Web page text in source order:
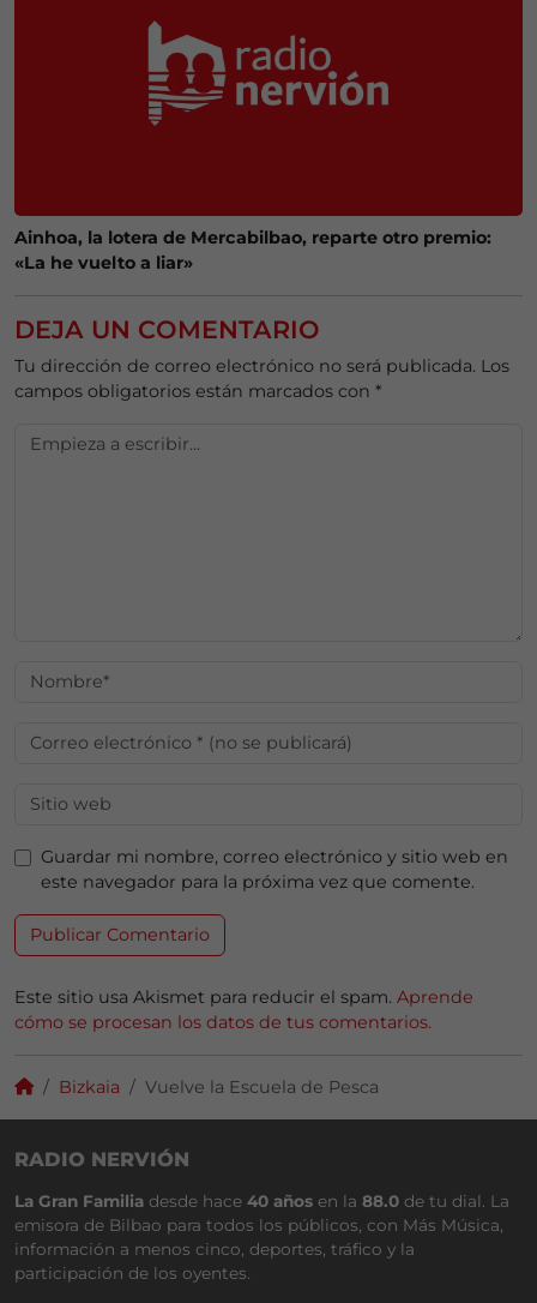
Ainhoa, la lotera de Mercabilbao, reparte otro premio:
«La he vuelto a liar»
DEJA UN COMENTARIO
Tu dirección de correo electrónico no será publicada. Los
campos obligatorios están marcados con *
Guardar mi nombre, correo electrónico y sitio web en
este navegador para la próxima vez que comente.
Este sitio usa Akismet para reducir el spam. Aprende
cómo se procesan los datos de tus comentarios.
Bizkaia Vuelve la Escuela de Pesca
RADIO NERVIÓN
La Gran Familia desde hace 40 años en la 88.0 de tu dial. La
emisora de Bilbao para todos los públicos, con Más Música,
información a menos cinco, deportes, tráfico y la
participación de los oyentes.